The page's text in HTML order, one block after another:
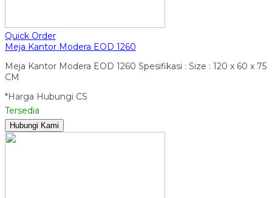
Quick Order
Meja Kantor Modera EOD 1260
Meja Kantor Modera EOD 1260 Spesifikasi : Size : 120 x 60 x 75
CM
*Harga Hubungi CS
Tersedia
Hubungi Kami